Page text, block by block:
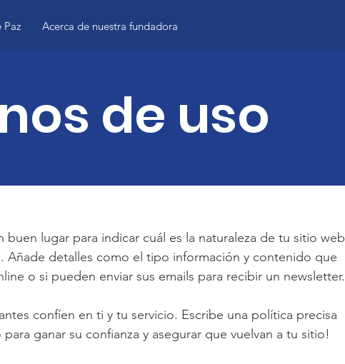
Paz Acerca de nuestra fundadora
de uso
lugar para indicar cuál es la naturaleza de tu sitio web
Añade detalles como el tipo información y contenido que
o si pueden enviar sus emails para recibir un newsletter.
confíen en ti y tu servicio. Escribe una política precisa
ganar su confianza y asegurar que vuelvan a tu sitio!